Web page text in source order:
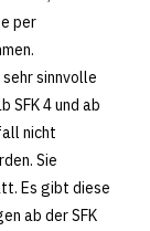
per
sinnvolle
SFK 4 und ab
nicht
Sie
Es gibt diese
ab der SFK